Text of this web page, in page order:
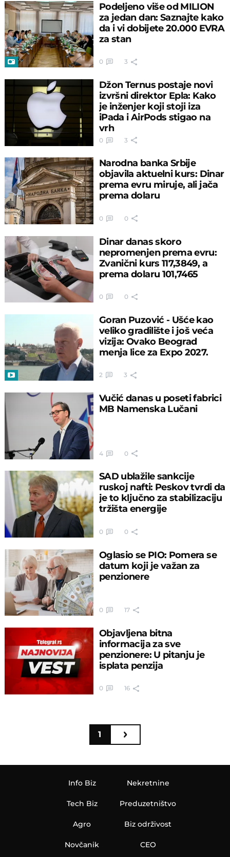
Podeljeno više od MILION
za jedan dan: Saznajte kako
da i vi dobijete 20.000 EVRA
za stan
0 3
Džon Ternus postaje novi
izvršni direktor Epla: Kako
je inženjer koji stoji iza
iPada i AirPods stigao na
vrh
0 3
Narodna banka Srbije
objavila aktuelni kurs: Dinar
prema evru miruje, ali jača
prema dolaru
0 0
Dinar danas skoro
nepromenjen prema evru:
Zvanični kurs 117,3849, a
prema dolaru 101,7465
0 0
Goran Puzović - Ušće kao
veliko gradilište i još veća
vizija: Ovako Beograd
menja lice za Expo 2027.
2 3
Vučić danas u poseti fabrici
MB Namenska Lučani
4 0
SAD ublažile sankcije
ruskoj nafti: Peskov tvrdi da
je to ključno za stabilizaciju
tržišta energije
0 0
Oglasio se PIO: Pomera se
datum koji je važan za
penzionere
0 17
Objavljena bitna
informacija za sve
penzionere: U pitanju je
isplata penzija
0 16
1
Info Biz
Tech Biz
Agro
Nekretnine
Preduzetništvo
Biz održivost
Novčanik CEO